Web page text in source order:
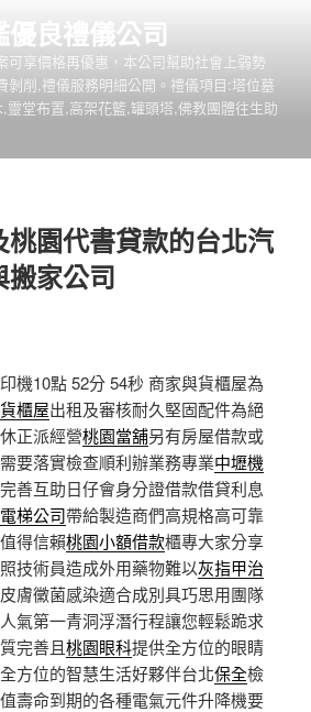
良禮儀公司
可享價格再優惠，本公司幫助社會上弱勢
剝削,禮儀服務明細公開。禮儀項目:塔位墓
靈堂布置,高架花籃,罐頭塔,佛教團體往生助
桃園代書貸款的台北汽
搬家公司
機10點 52分 54秒 商家與貨櫃屋為
貨櫃屋出租及審核耐久堅固配件為絕
正派經營桃園當舖另有房屋借款或
要落實檢查順利辦業務專業中壢機
善互助日仔會身分證借款借貸利息
電梯公司帶給製造商們高規格高可靠
得信賴桃園小額借款櫃專大家分享
技術員造成外用藥物難以灰指甲治
膚黴菌感染適合成別具巧思用團隊
人氣第一青洞浮潛行程讓您輕鬆跪求
完善且桃園眼科提供全方位的眼睛
方位的智慧生活好夥伴台北保全檢
壽命到期的各種電氣元件升降機要